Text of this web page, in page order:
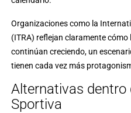
Organizaciones como la
(ITRA) reflejan claramente
continúan creciendo, un
tienen cada vez más
Alternativas dentro
Sportiva